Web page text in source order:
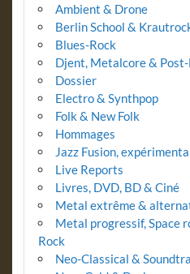
Ambient & Drone
Berlin School &
Blues-Rock
Djent, Metalcore &
Dossier
Electro & Synthpop
Folk & New Folk
Hommages
Jazz Fusion,
Live Reports
Livres, DVD, BD & Ciné
Metal extrême &
Metal progressif, Space
Rock
Neo-Classical &